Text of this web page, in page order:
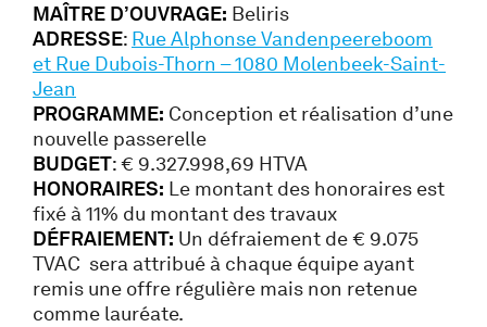
MAÎTRE D’OUVRAGE: Beliris
ADRESSE: Rue Alphonse Vandenpeereboom
et Rue Dubois-Thorn – 1080 Molenbeek-Saint-
Jean
PROGRAMME: Conception et réalisation d’une
nouvelle passerelle
BUDGET: € 9.327.998,69 HTVA
HONORAIRES: Le montant des honoraires est
fixé à 11% du montant des travaux
DÉFRAIEMENT: Un défraiement de € 9.075
TVAC sera attribué à chaque équipe ayant
remis une offre régulière mais non retenue
comme lauréate.